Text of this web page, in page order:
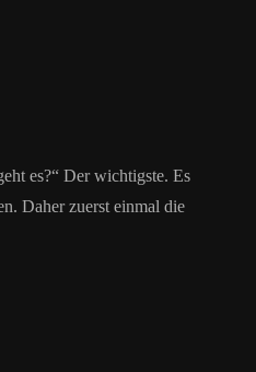
es?“ Der wichtigste. Es
Daher zuerst einmal die